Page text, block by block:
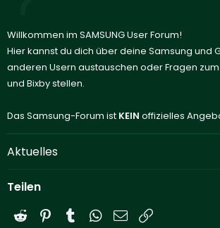
Willkommen im SAMSUNG User Forum!
Hier kannst du dich über deine Samsung und
anderen Usern austauschen oder Fragen
und Bixby stellen.
Das Samsung-Forum ist KEIN offizielles
Aktuelles
Teilen
Reddit PinterestTumblrWhatsApp
E-Mail